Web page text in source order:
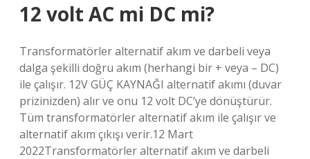
12 volt AC mi DC mi?
Transformatörler alternatif akım ve darbeli veya
dalga şekilli doğru akım (herhangi bir + veya – DC)
ile çalışır. 12V GÜÇ KAYNAĞI alternatif akımı (duvar
prizinizden) alır ve onu 12 volt DC’ye dönüştürür.
Tüm transformatörler alternatif akım ile çalışır ve
alternatif akım çıkışı verir.12 Mart
2022Transformatörler alternatif akım ve darbeli